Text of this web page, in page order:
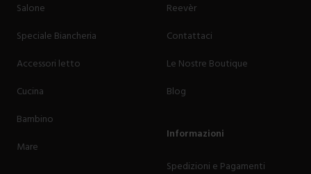
Salone
Speciale Biancheria
Accessori letto
Cucina
Bambino
Mare
Reevèr
Contattaci
Le Nostre Boutique
Blog
Informazioni
Spedizioni e Pagamenti